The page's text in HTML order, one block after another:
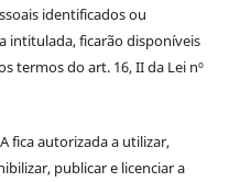
identificados ou
intitulada, ficarão disponíveis
termos do art. 16, II da Lei nº
fica autorizada a utilizar,
publicar e licenciar a